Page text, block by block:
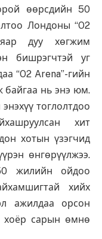
өөрсдийн 50
Лондоны “O2
дуу хөгжим
бишрэгчтэй уг
“O2 Arena”-гийн
байгаа нь энэ юм.
тоглолтдоо
хит
хотын үзэгчид
өнгөрүүлжээ.
жилийн ойдоо
хийх
ажилдаа орсон
хоёр сарын өмнө